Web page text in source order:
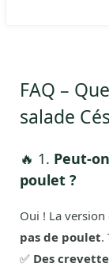
FAQ –
salade
🔥 1. Peut-
poulet ?
Oui ! La
pas de poulet.
✅ Des